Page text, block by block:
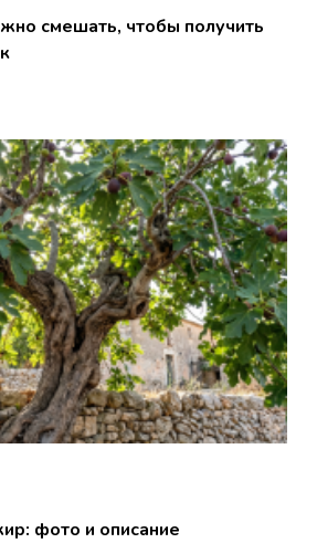
смешать, чтобы получить
фото и описание